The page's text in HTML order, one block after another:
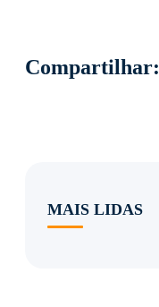
Compartilhar:
MAIS LIDAS